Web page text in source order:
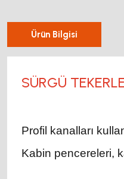
Ürün Bilgisi
SÜRGÜ
Profil kanalları
Kabin pencereleri,